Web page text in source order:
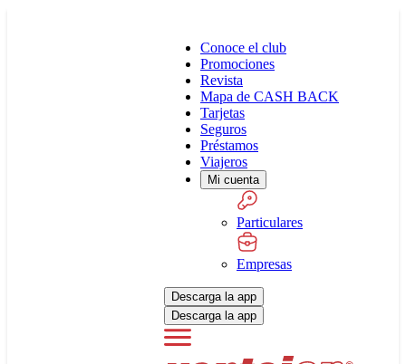
Conoce el club
Promociones
Revista
Mapa de CASH BACK
Tarjetas
Seguros
Préstamos
Viajeros
Mi cuenta
Particulares
Empresas
Descarga la app
Descarga la app